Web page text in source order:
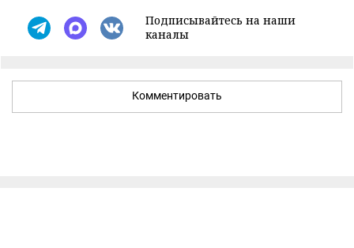
Подписывайтесь на наши
каналы
Комментировать